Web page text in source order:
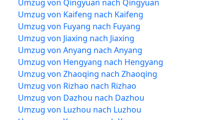
Umzug von Qingyuan nach Qingyuan
Umzug von Kaifeng nach Kaifeng
Umzug von Fuyang nach Fuyang
Umzug von Jiaxing nach Jiaxing
Umzug von Anyang nach Anyang
Umzug von Hengyang nach Hengyang
Umzug von Zhaoqing nach Zhaoqing
Umzug von Rizhao nach Rizhao
Umzug von Dazhou nach Dazhou
Umzug von Luzhou nach Luzhou